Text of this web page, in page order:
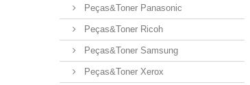
Peças&Toner Panasonic
Peças&Toner Ricoh
Peças&Toner Samsung
Peças&Toner Xerox